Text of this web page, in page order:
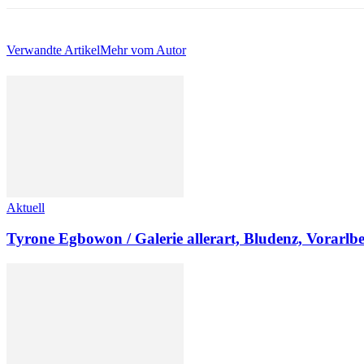
Verwandte ArtikelMehr vom Autor
Aktuell
Tyrone Egbowon / Galerie allerart, Bludenz,